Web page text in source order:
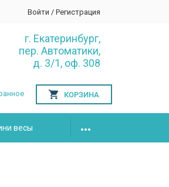
Войти / Регистрация
г. Екатеринбург,
пер. Автоматики,
д. 3/1, оф. 308
КОРЗИНА
весы